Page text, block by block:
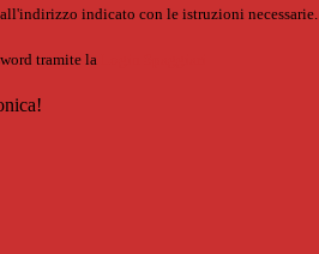
indicato con le istruzioni necessarie.
tramite la